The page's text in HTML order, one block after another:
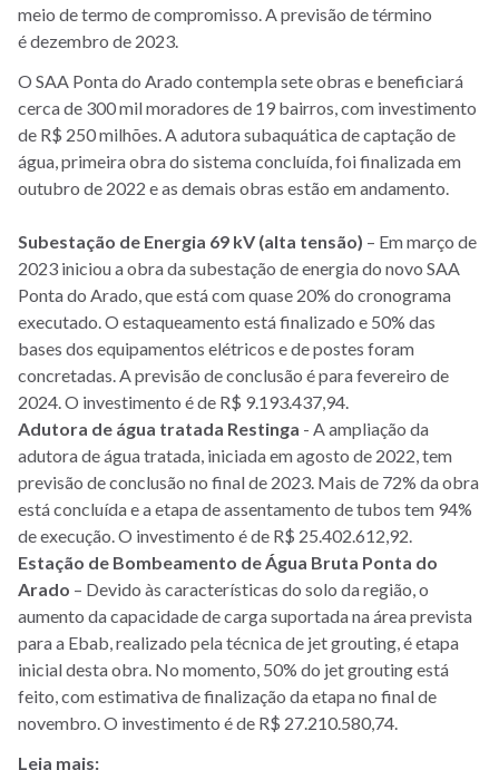
meio de termo de compromisso. A previsão de término
é dezembro de 2023.
O SAA Ponta do Arado contempla sete obras e beneficiará
cerca de 300 mil moradores de 19 bairros, com investimento
de R$ 250 milhões. A adutora subaquática de captação de
água, primeira obra do sistema concluída, foi finalizada em
outubro de 2022 e as demais obras estão em andamento.
Subestação de Energia 69 kV (alta tensão) – Em março de
2023 iniciou a obra da subestação de energia do novo SAA
Ponta do Arado, que está com quase 20% do cronograma
executado. O estaqueamento está finalizado e 50% das
bases dos equipamentos elétricos e de postes foram
concretadas. A previsão de conclusão é para fevereiro de
2024. O investimento é de R$ 9.193.437,94.
Adutora de água tratada Restinga - A ampliação da
adutora de água tratada, iniciada em agosto de 2022, tem
previsão de conclusão no final de 2023. Mais de 72% da obra
está concluída e a etapa de assentamento de tubos tem 94%
de execução. O investimento é de R$ 25.402.612,92.
Estação de Bombeamento de Água Bruta Ponta do
Arado – Devido às características do solo da região, o
aumento da capacidade de carga suportada na área prevista
para a Ebab, realizado pela técnica de jet grouting, é etapa
inicial desta obra. No momento, 50% do jet grouting está
feito, com estimativa de finalização da etapa no final de
novembro. O investimento é de R$ 27.210.580,74.
Leia mais: